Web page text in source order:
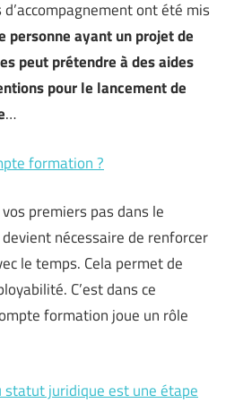
ont été mis
personne ayant un projet de
peut prétendre à des aides
pour le lancement de
…
formation ?
premiers pas dans le
nécessaire de renforcer
le temps. Cela permet de
C’est dans ce
formation joue un rôle
statut juridique est une étape